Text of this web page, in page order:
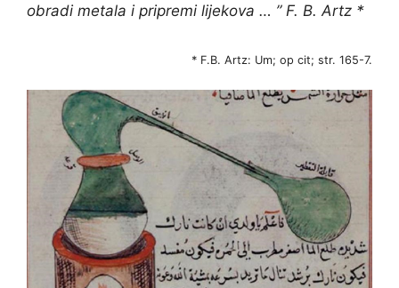
obradi metala i pripremi lijekova … ” F. B. Artz *
* F.B. Artz: Um; op cit; str. 165-7.